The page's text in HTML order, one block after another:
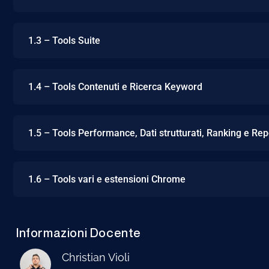
1.3 – Tools Suite
1.4 – Tools Contenuti e Ricerca Keyword
1.5 – Tools Performance, Dati strutturati, Ranking e
1.6 – Tools vari e estensioni Chrome
Informazioni Docente
Christian Violi